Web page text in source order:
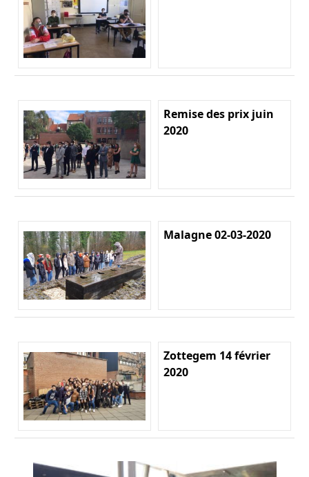
Remise des prix juin
2020
Malagne 02-03-2020
Zottegem 14 février
2020